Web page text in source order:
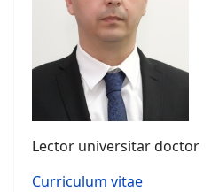
Lector universitar doctor
Curriculum vitae